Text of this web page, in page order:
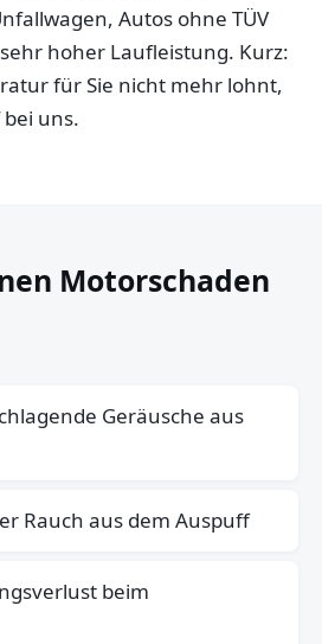
Autos ohne TÜV
hoher Laufleistung. Kurz:
für Sie nicht mehr lohnt,
uns.
Motorschaden
Geräusche aus
Rauch aus dem Auspuff
beim